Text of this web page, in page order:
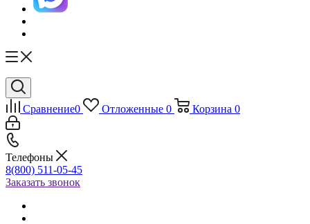
Сравнение0 Отложенные 0 Корзина 0
Телефоны
8(800) 511-05-45
Заказать звонок